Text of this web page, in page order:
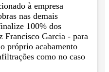
à empresa
nas demais
100% dos
Francisco Garcia - para
próprio acabamento
como no caso